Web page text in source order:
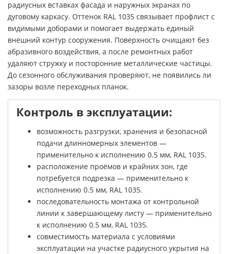
радиусных вставках фасада и наружных экранах по
дуговому каркасу. Оттенок RAL 1035 связывает профлист с
видимыми доборами и помогает выдержать единый
внешний контур сооружения. Поверхность очищают без
абразивного воздействия, а после ремонтных работ
удаляют стружку и посторонние металлические частицы.
До сезонного обслуживания проверяют, не появились ли
зазоры возле переходных планок.
Контроль в эксплуатации:
возможность разгрузки, хранения и безопасной
подачи длинномерных элементов —
применительно к исполнению 0.5 мм, RAL 1035.
расположение проёмов и крайних зон, где
потребуется подрезка — применительно к
исполнению 0.5 мм, RAL 1035.
последовательность монтажа от контрольной
линии к завершающему листу — применительно
к исполнению 0.5 мм, RAL 1035.
совместимость материала с условиями
эксплуатации на участке радиусного укрытия на